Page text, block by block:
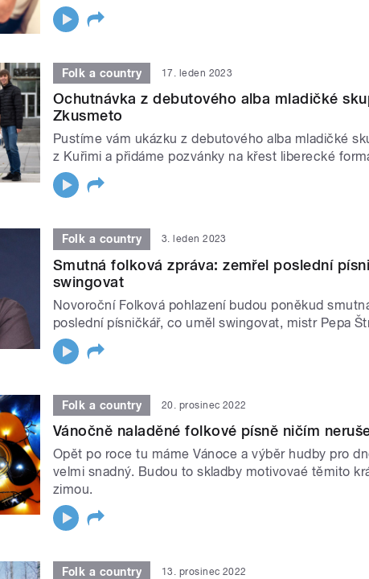
Folk a country 17. leden 2023
Ochutnávka z debutového alba mladičké
Zkusmeto
Pustíme vám ukázku z debutového alba mladičké
z Kuřimi a přidáme pozvánky na křest liberecké
Folk a country 3. leden 2023
Smutná folková zpráva: zemřel poslední
swingovat
Novoroční Folková pohlazení budou poněkud
poslední písničkář, co uměl swingovat, mistr Pepa
Folk a country 20. prosinec 2022
Vánočně naladěné folkové písně ničím
Opět po roce tu máme Vánoce a výběr hudby pro
velmi snadný. Budou to skladby motivovaé těmito
zimou.
Folk a country 13. prosinec 2022